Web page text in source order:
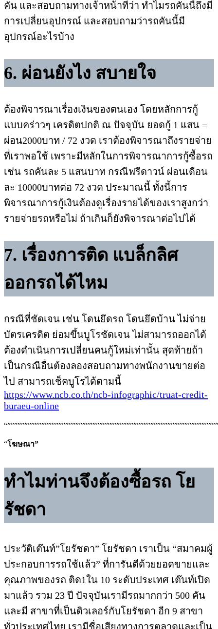
คัน และสอบถามทางเจ้าหน้าที่ว่า ทำไมรถคันนี้ถึงมี
การเปลี่ยนอุปกรณ์ และสอบถามว่ารถคันนี้มี
อุปกรณ์อะไรบ้าง
6. ผ่อนยังไง สบายใจ
ต้องพิจารณาเรื่องเงินของตนเอง โดยหลักการกู้
แบบคร่าวๆ เครดิตปกติ ณ ปัจจุบัน ยอดกู้ 1 แสน =
ผ่อน2000บาท / 72 งวด เราต้องพิจารณาถึงรายจ่าย
ที่เราพอใช้ เพราะมีหลักในการพิจารณาการกู้ซื้อรถ
เช่น รถคันละ 5 แสนบาท กรณีฟรีดาวน์ ผ่อนเดือน
ละ 10000บาทต่อ 72 งวด ประมาณนี้ ทั้งนี้การ
พิจารณาการกู้เงินต้องดูเรื่องรายได้ของเราสูงกว่า
รายจ่ายรถหรือไม่ ถ้าเกินก็ยังพิจารณาต่อไปได้
7. เรื่องการติด แบล็กลิศ
ออกรถได้ไหม
กรณีที่ชัดเจน เช่น โดนยึดรถ โดนยึดบ้าน ไม่จ่าย
บัตรเครดิต ย่อมขึ้นบูโรชัดเจน ไม่สามารถออกได้
ต้องดำเนินการเปลี่ยนคนกู้ใหม่เท่านั้น สุดท้ายถ้า
เป็นกรณีอื่นต้องลองสอบถามทางพนักงานขายต่อ
ไป สามารถเช็คบูโรได้ตามนี้
https://www.ncb.co.th/ncb-infographic/truat-credit-
buraeu-online
“โฆษณา”
ทำไมท่านจึงต้องซื้อรถ โย
รัชดา
ประวัติเต๊นท์”โยรัชดา” โยรัชดา เราเป็น “สมาคมผู้
ประกอบการรถใช้แล้ว” ที่การันตีด้วยยอดขายและ
คุณภาพของรถ ติด1ใน 10 ระดับประเทศ เต๊นท์เปิด
มาแล้ว รวม 23 ปี ปัจจุบันเรามีรถมากกว่า 500 คัน
และมี สาขาที่เป็นดิวเลอร์กับโยรัชดา อีก 9 สาขา
ทั่วประเทศไทย เรามีชื่อเสียงทางการตลาดและเป็น